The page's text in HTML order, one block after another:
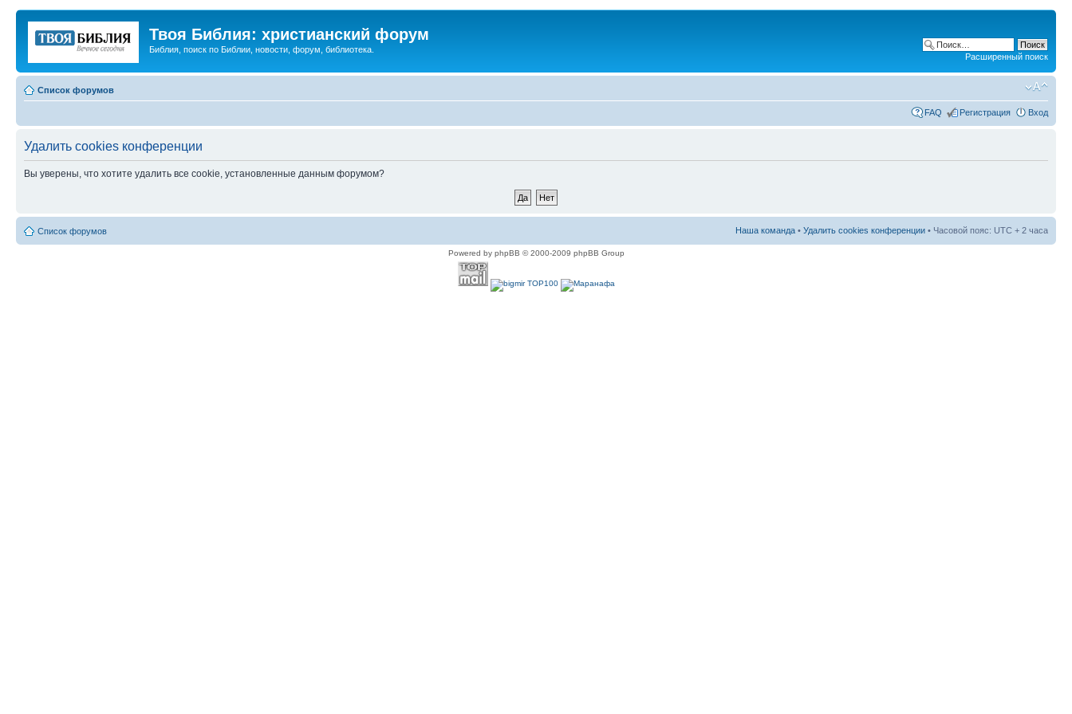
Твоя Библия: христианский форум
Библия, поиск по Библии, новости, форум, библиотека.
Расширенный поиск
Список форумов
FAQ Регистрация Вход
Удалить cookies конференции
Вы уверены, что хотите удалить все cookie, установленные данным форумом?
Список форумов Наша команда • Удалить cookies конференции • Часовой пояс: UTC + 2 часа
Powered by phpBB © 2000-2009 phpBB Group